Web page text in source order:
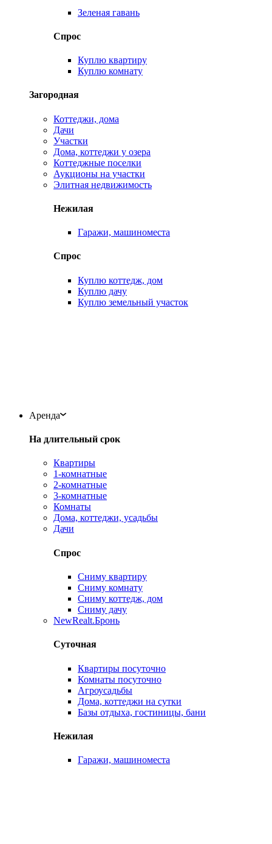
Зеленая гавань
Спрос
Куплю квартиру
Куплю комнату
Загородная
Коттеджи, дома
Дачи
Участки
Дома, коттеджи у озера
Коттеджные поселки
Аукционы на участки
Элитная недвижимость
Нежилая
Гаражи, машиноместа
Спрос
Куплю коттедж, дом
Куплю дачу
Куплю земельный участок
Аренда
На длительный срок
Квартиры
1-комнатные
2-комнатные
3-комнатные
Комнаты
Дома, коттеджи, усадьбы
Дачи
Спрос
Сниму квартиру
Сниму комнату
Сниму коттедж, дом
Сниму дачу
NewRealt.Бронь
Суточная
Квартиры посуточно
Комнаты посуточно
Агроусадьбы
Дома, коттеджи на сутки
Базы отдыха, гостиницы, бани
Нежилая
Гаражи, машиноместа